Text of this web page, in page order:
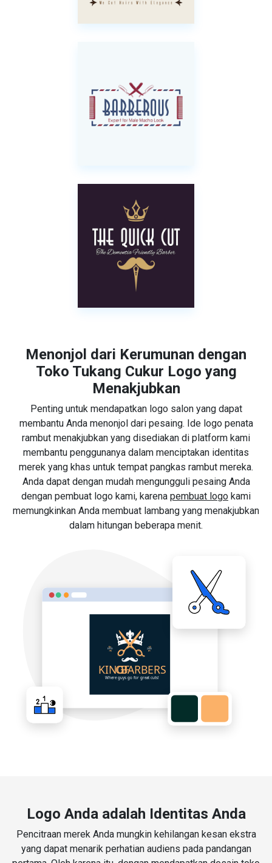
Menonjol dari Kerumunan dengan
Toko Tukang Cukur Logo yang
Menakjubkan
Penting untuk mendapatkan logo salon yang dapat
membantu Anda menonjol dari pesaing. Ide logo penata
rambut menakjubkan yang disediakan di platform kami
membantu penggunanya dalam menciptakan identitas
merek yang khas untuk tempat pangkas rambut mereka.
Anda dapat dengan mudah mengungguli pesaing Anda
dengan pembuat logo kami, karena pembuat logo kami
memungkinkan Anda membuat lambang yang menakjubkan
dalam hitungan beberapa menit.
Logo Anda adalah Identitas Anda
Pencitraan merek Anda mungkin kehilangan kesan ekstra
yang dapat menarik perhatian audiens pada pandangan